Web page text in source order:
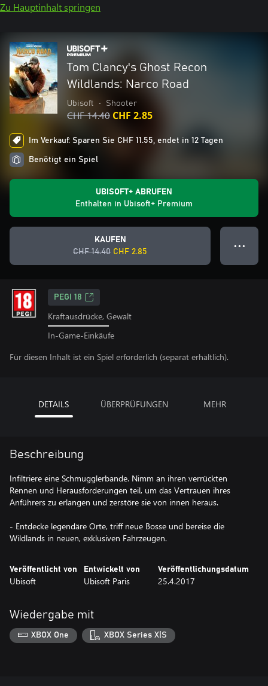
Zu Hauptinhalt springen
Tom Clancy's Ghost Recon
Wildlands: Narco Road
Ubisoft • Shooter
CHF 14.40 CHF 2.85
Im Verkauf: Sparen Sie CHF 11.55, endet in 12 Tagen
Benötigt ein Spiel
UBISOFT+ ABRUFEN
Enthalten in Ubisoft+ Premium
KAUFEN
CHF 14.40 CHF 2.85
● ● ●
PEGI 18
Kraftausdrücke, Gewalt
In-Game-Einkäufe
Für diesen Inhalt ist ein Spiel erforderlich (separat erhältlich).
DETAILS ÜBERPRÜFUNGEN MEHR
Beschreibung
Infiltriere eine Schmugglerbande. Nimm an ihren verrückten
Rennen und Herausforderungen teil, um das Vertrauen ihres
Anführers zu erlangen und zerstöre sie von innen heraus.
- Entdecke legendäre Orte, triff neue Bosse und bereise die
Wildlands in neuen, exklusiven Fahrzeugen.
Veröffentlicht von
Ubisoft
Entwickelt von
Ubisoft Paris
Veröffentlichungsdatum
25.4.2017
Wiedergabe mit
XBOX One XBOX Series X|S